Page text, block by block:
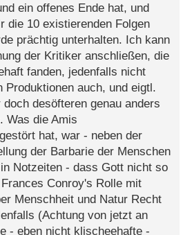
ein offenes Ende hat, und
die 10 existierenden Folgen
prächtig unterhalten. Ich kann
der Kritiker anschließen, die
fanden, jedenfalls nicht
Produktionen auch, und eigtl.
desöfteren genau anders
Was die Amis
hat, war - neben der
der Barbarie der Menschen
Notzeiten - dass Gott nicht so
Conroy's Rolle mit
Menschheit und Natur Recht
(Achtung von jetzt an
- eben nicht klischeehafte -